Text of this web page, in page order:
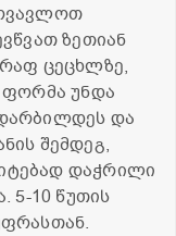
ზეთიან
ცეცხლზე,
ფორმა უნდა
და
შემდეგ,
დაჭრილი
5-10 წუთის